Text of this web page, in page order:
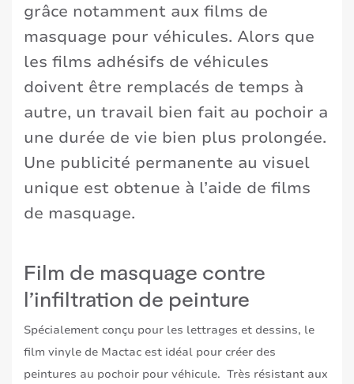
grâce notamment aux films de
masquage pour véhicules. Alors que
les films adhésifs de véhicules
doivent être remplacés de temps à
autre, un travail bien fait au pochoir a
une durée de vie bien plus prolongée.
Une publicité permanente au visuel
unique est obtenue à l’aide de films
de masquage.
Film de masquage contre
l’infiltration de peinture
Spécialement conçu pour les lettrages et dessins, le
film vinyle de Mactac est idéal pour créer des
peintures au pochoir pour véhicule. Très résistant aux